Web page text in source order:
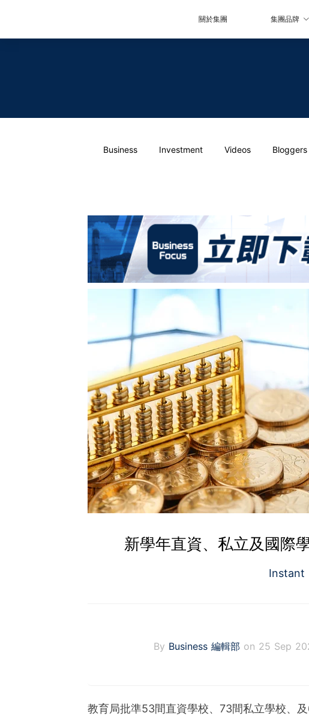
關於集團 集團品牌
Business Investment Videos Bloggers
新學年直資、私立及國際
Instant
By Business 編輯部 on 25 Sep
教育局批準53間直資學校、73間私立學校、